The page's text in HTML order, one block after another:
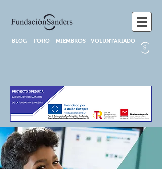
BLOG FORO MIEMBROS VOLUNTARIADO